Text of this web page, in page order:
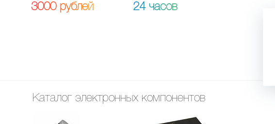
3000 рублей
24 часов
Каталог электронных компонентов